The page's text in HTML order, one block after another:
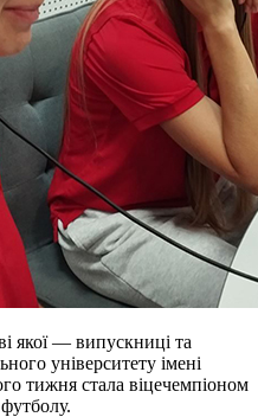
якої — випускниці та
університету імені
тижня стала віцечемпіоном